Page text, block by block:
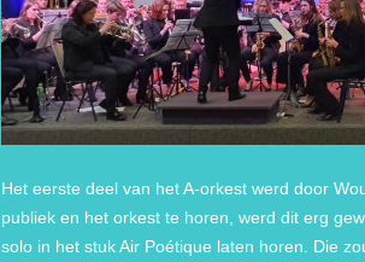
Het eerste deel van het A-orkest werd door
publiek en het orkest te horen, werd dit erg
solo in het stuk Air Poétique laten horen. Die